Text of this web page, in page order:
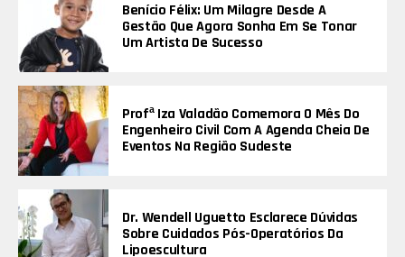
Benício Félix: Um Milagre Desde A
Gestão Que Agora Sonha Em Se Tonar
Um Artista De Sucesso
Profª Iza Valadão Comemora O Mês Do
Engenheiro Civil Com A Agenda Cheia De
Eventos Na Região Sudeste
Dr. Wendell Uguetto Esclarece Dúvidas
Sobre Cuidados Pós-Operatórios Da
Lipoescultura